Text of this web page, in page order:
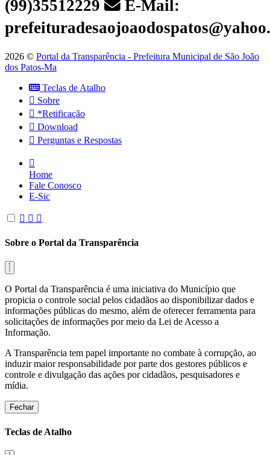
(99)35512229
E-Mail:
2026 © Portal da Transparência - Prefeitura Municipal de São João
dos Patos-Ma
Teclas de Atalho
Sobre
*Retificação
Download
Perguntas e Respostas
Home
Fale Conosco
E-Sic
Sobre o Portal da Transparência
O Portal da Transparência é uma iniciativa do Município que
propicia o controle social pelos cidadãos ao disponibilizar dados e
informações públicas do mesmo, além de oferecer ferramenta para
solicitações de informações por meio da Lei de Acesso a
Informação.
A Transparência tem papel importante no combate à corrupção, ao
induzir maior responsabilidade por parte dos gestores públicos e
controle e divulgação das ações por cidadãos, pesquisadores e
mídia.
Fechar
Teclas de Atalho